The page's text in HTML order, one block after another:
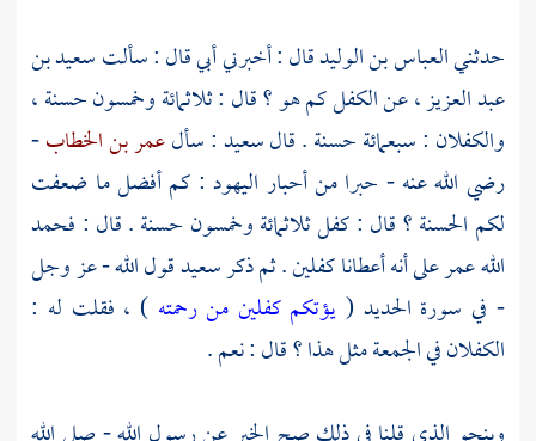
حدثنيالعباس بن الوليدقال : أخبرني أبي قال : سألتسعيد بن
عبد العزيز، عن الكفل كم هو ؟ قال : ثلاثمائة وخمسون حسنة ،
والكفلان : سبعمائة حسنة . قالسعيد: سألعمر بن الخطاب-
رضي الله عنه - حبرا من أحبار اليهود : كم أفضل ما ضعفت
لكم الحسنة ؟ قال : كفل ثلاثمائة وخمسون حسنة . قال : فحمد
اللهعمرعلى أنه أعطانا كفلين . ثم ذكرسعيدقول الله - عز وجل
- في سورة الحديد ( يؤتكم كفلين من رحمته) ، فقلت له :
الكفلان في الجمعة مثل هذا ؟ قال : نعم .